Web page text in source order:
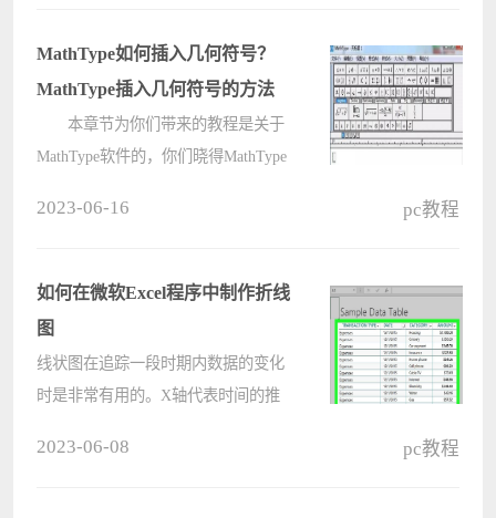
捕捉点怎么设置，下面这篇文章就介
MathType如何插入几何符号？
MathType插入几何符号的方法
本章节为你们带来的教程是关于
MathType软件的，你们晓得MathType
MathType如何插入几何符号?
MathTy????
2023-06-16 pc教程
如何在微软Excel程序中制作折线
图
线状图在追踪一段时期内数据的变化
时是非常有用的。X轴代表时间的推
2023-06-08 pc教程